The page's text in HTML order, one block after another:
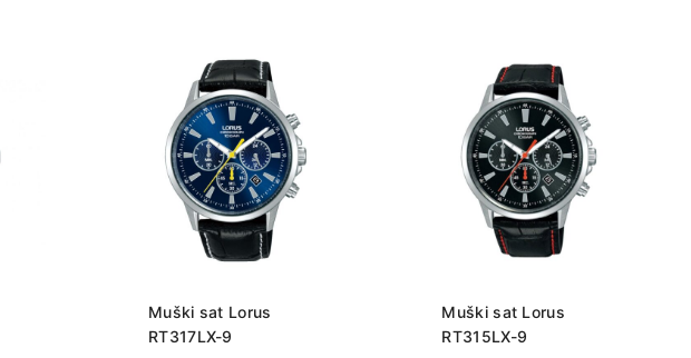
Muški sat Lorus
RT317LX-9
Muški sat Lorus
RT315LX-9